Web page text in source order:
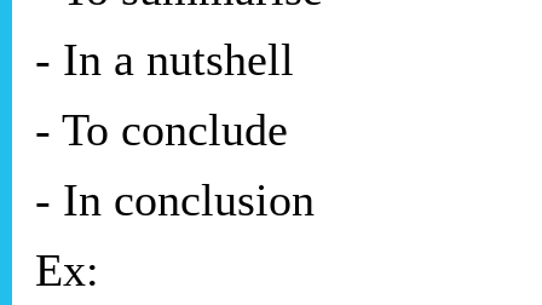
- In a nutshell
- To conclude
- In conclusion
Ex: